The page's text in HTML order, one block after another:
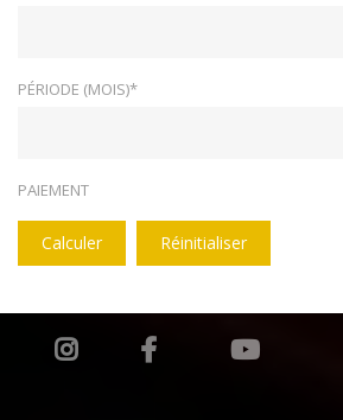
PÉRIODE (MOIS)*
PAIEMENT
Calculer Réinitialiser